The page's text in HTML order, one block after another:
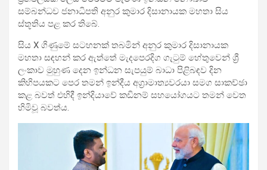
සම්බන්ධව ජනාධිපති අනුර කුමාර දිසානායක මහතා සිය
ස්තූතිය පළ කර තිබේ.
සිය X ගිණුමේ සටහනක් තබමින් අනුර කුමාර දිසානායක
මහතා සඳහන් කර ඇත්තේ මැදපෙරදිග ගැටුම් හේතුවෙන් ශ්‍රී
ලංකාව මුහුණ දෙන ඉන්ධන සැපයුම් බාධා පිළිබඳව දින
කිහිපයකට පෙර තමන් ඉන්දීය අග්‍රාමාත්‍යවරයා සමග සාකච්ඡා
කළ බවත් එහිදී ඉන්දියාවේ කඩිනම් සහයෝගයට තමන් වෙත
හිමිවූ බවත්ය.